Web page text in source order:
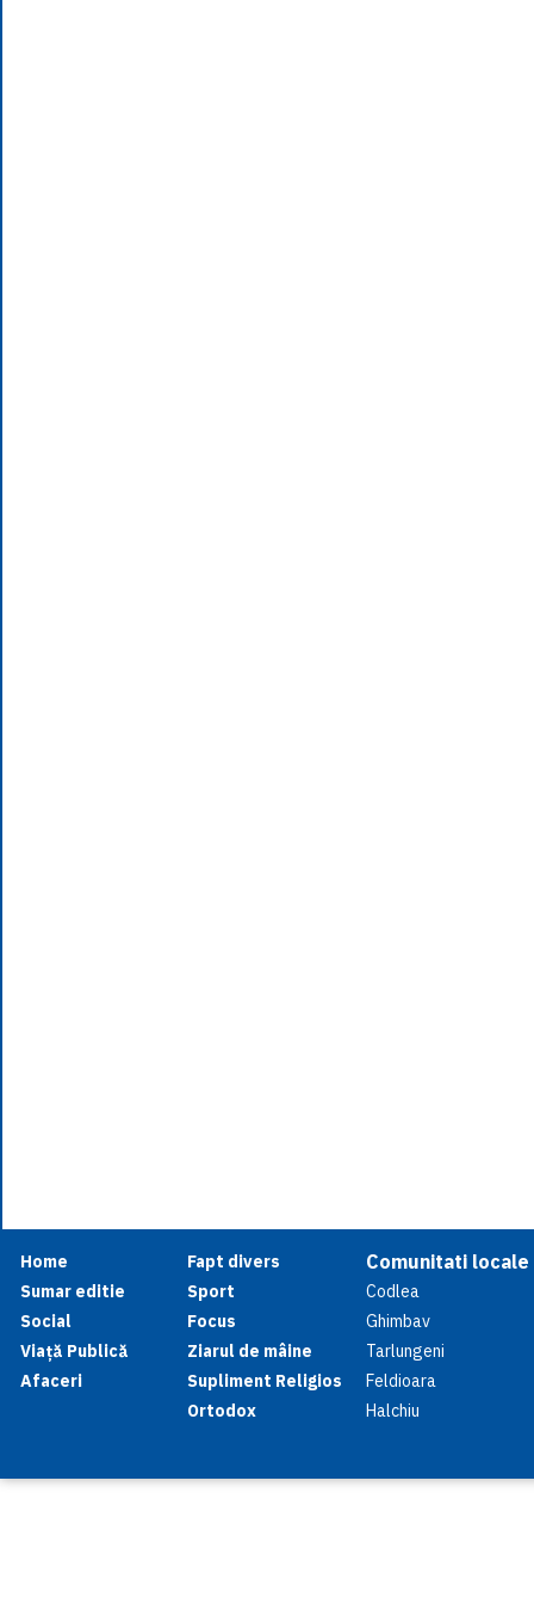
Home
Sumar editie
Social
Viață Publică
Afaceri
Fapt divers
Sport
Focus
Ziarul de mâine
Supliment Religios
Ortodox
Comunitati locale
Codlea
Ghimbav
Tarlungeni
Feldioara
Halchiu